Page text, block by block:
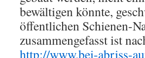
bewältigen könnte,
öffentlichen Schienen-
zusammengefasst ist
http://www.bei-abriss-